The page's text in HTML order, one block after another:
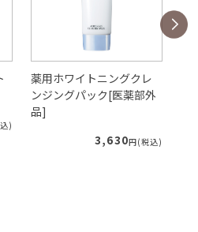
)
薬用ホワイトニングクレ
ンジングパック[医薬部外
品]
3,630円(税込)